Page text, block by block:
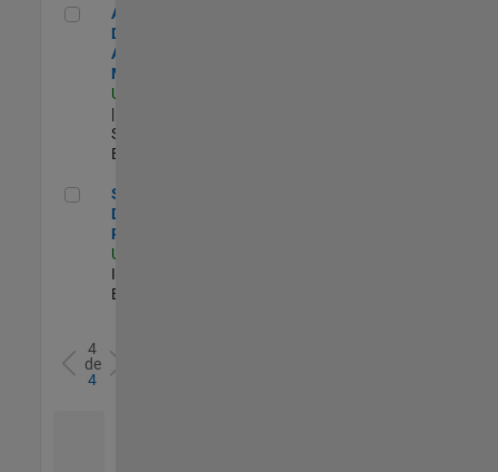
Aerospace and Defense Sales Account Manager
Aerospace and
Defense Sales
Account
Manager
US-CA-Torrance
| Commercial
Sales |
Experimentado
Sales Development Representative
Sales
Development
Representative
US-MA-Natick
Inside Sales |
Experimentado
4
de
4